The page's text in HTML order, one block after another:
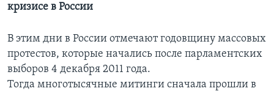
ДЕТАЛИ
НЬЮ-ЙОРК NEW YORK
АМЕРИКАНСКИЕ ГОРОДКИ
ТЕСТЫ
ЗА СВОБОДУ ПРЕССЫ
УЧИМ АНГЛИЙСКИЙ
ВИДЕО
ПОДПИСКА НА НОВОСТИ
кризисе в России
В этим дни в России отмечают годовщину массовых
протестов, которые начались после парламентских
выборов 4 декабря 2011 года.
Тогда многотысячные митинги сначала прошли в